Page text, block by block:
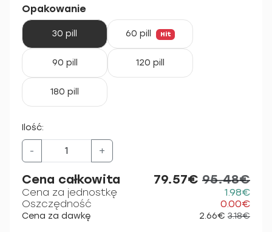
Opakowanie
30 pill 60 pill Hit
90 pill 120 pill
180 pill
Ilość:
- +
Cena całkowita 79.57€ 95.48€
Cena za jednostkę
1.98€
Oszczędność
0.00€
Cena za dawkę 2.66€ 3.18€